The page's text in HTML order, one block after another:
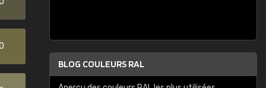
BLOG COULEURS RAL